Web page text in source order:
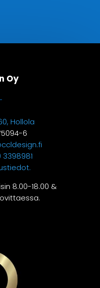
Oy
Hollola
6
3398981
8.00-18.00 &